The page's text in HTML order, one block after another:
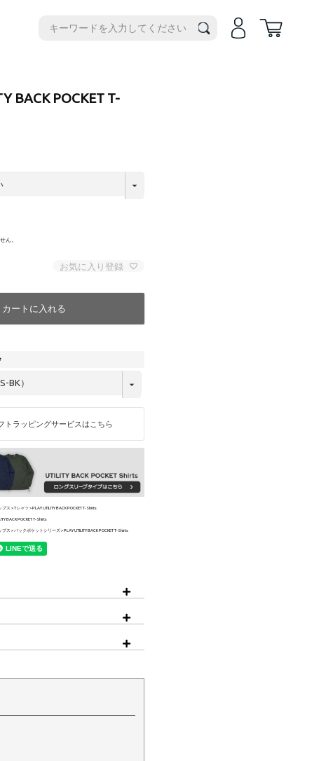
iPhone17e
iPhone16e
iPhone15Plus
iPhone14Pro
BACK POCKET T-
ん。
お気に入り登録
カートに入れる
トラッピングサービスはこちら
プス Tシャツ PLAY UTILITY BACK POCKET T-Shirts
BACK POCKET T-Shirts
プス バックポケットシリーズ PLAY UTILITY BACK POCKET T-Shirts